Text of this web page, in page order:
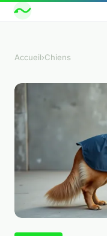
Accueil›Chiens